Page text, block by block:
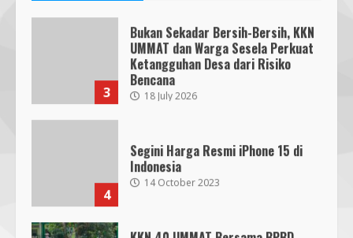
3
Bukan Sekadar Bersih-Bersih, KKN
UMMAT dan Warga Sesela Perkuat
Ketangguhan Desa dari Risiko
Bencana
18 July 2026
4
Segini Harga Resmi iPhone 15 di
Indonesia
14 October 2023